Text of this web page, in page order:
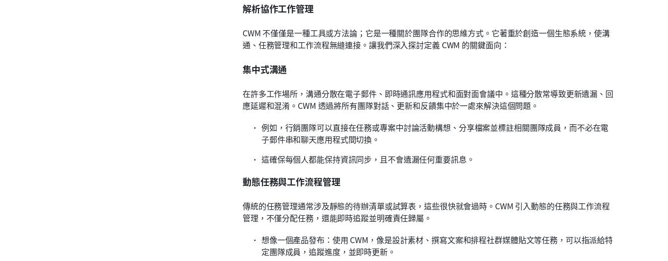
解析協作工作管理
CWM 不僅僅是一種工具或方法論；它是一種關於團隊合作的思維方式。它著重於創造一個生態系統，使溝
通、任務管理和工作流程無縫連接。讓我們深入探討定義 CWM 的關鍵面向：
集中式溝通
在許多工作場所，溝通分散在電子郵件、即時通訊應用程式和面對面會議中。這種分散常導致更新遺漏、回
應延遲和混淆。CWM 透過將所有團隊對話、更新和反饋集中於一處來解決這個問題。
例如，行銷團隊可以直接在任務或專案中討論活動構想、分享檔案並標註相關團隊成員，而不必在電
子郵件串和聊天應用程式間切換。
這確保每個人都能保持資訊同步，且不會遺漏任何重要訊息。
動態任務與工作流程管理
傳統的任務管理通常涉及靜態的待辦清單或試算表，這些很快就會過時。CWM 引入動態的任務與工作流程
管理，不僅分配任務，還能即時追蹤並明確責任歸屬。
想像一個產品發布：使用 CWM，像是設計素材、撰寫文案和排程社群媒體貼文等任務，可以指派給特
定團隊成員，追蹤進度，並即時更新。